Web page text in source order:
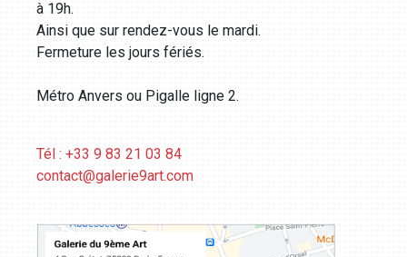
à 19h.
Ainsi que sur rendez-vous le mardi.
Fermeture les jours fériés.
Métro Anvers ou Pigalle ligne 2.
Tél : +33 9 83 21 03 84
contact@galerie9art.com